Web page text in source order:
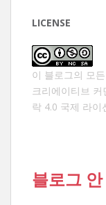
LICENSE
이 블로그의 모
크리에이티브
락 4.0 국제 라이
블로그